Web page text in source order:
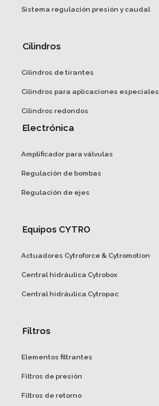
Sistema regulación presión y caudal
Cilindros
Cilindros de tirantes
Cilindros para aplicaciones especiales
Cilindros redondos
Electrónica
Amplificador para válvulas
Regulación de bombas
Regulación de ejes
Equipos CYTRO
Actuadores Cytroforce & Cytromotion
Central hidráulica Cytrobox
Central hidráulica Cytropac
Filtros
Elementos filtrantes
Filtros de presión
Filtros de retorno